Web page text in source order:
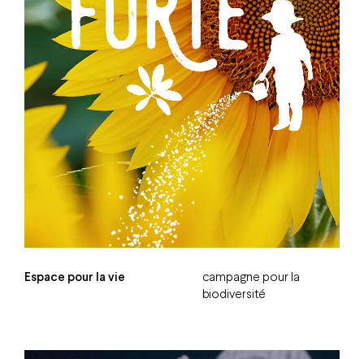
Espace pour la vie
campagne pour la
biodiversité